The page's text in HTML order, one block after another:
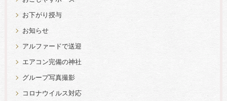
お下がり授与
お知らせ
アルファードで送迎
エアコン完備の神社
グループ写真撮影
コロナウイルス対応